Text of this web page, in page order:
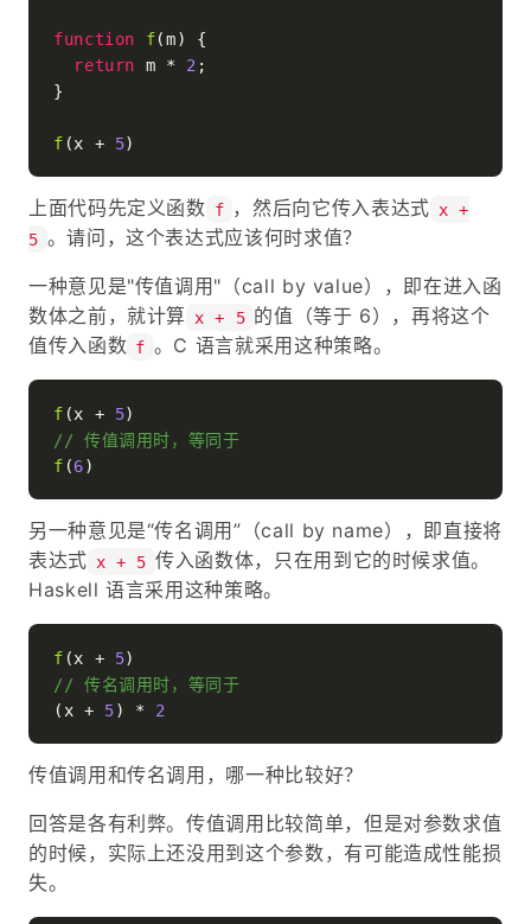
function f(m) {
return m * 2 ;
}
f (x + 5
上面代码先定义函数 f ，然后向它传入表达式 x +
5 。请问，这个表达式应该何时求值？
一种意见是"传值调用"（call by value），即在进入函
数体之前，就计算 x + 5 的值（等于 6），再将这个
值传入函数 f 。C 语言就采用这种策略。
f (x + 5
// 传值调用时，等同于
f (6
另一种意见是“传名调用”（call by name），即直接将
表达式 x + 5 传入函数体，只在用到它的时候求值。
Haskell 语言采用这种策略。
f (x + 5
// 传名调用时，等同于
(x + 5) * 2
传值调用和传名调用，哪一种比较好？
回答是各有利弊。传值调用比较简单，但是对参数求值
的时候，实际上还没用到这个参数，有可能造成性能损
失。